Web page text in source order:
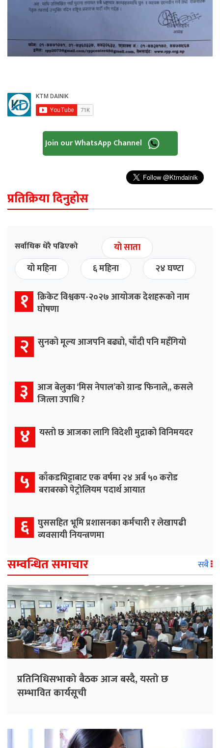
Join our WhatsApp Channel
प्रतिक्रिया दिनुहोस
सर्वाधिक धेरै पढिएको
यो साता
यो महिना
६ महिना २४ घण्टा
१ क्रिकेट विश्वकप-२०२७ आयोजक देशहरूको नाम
घोषणा
२ सुनको मूल्य आजपनि बढ्यो, चाँदी पनि महँगियो
३ आज बेलुका ‘मिस नेपाल’को ग्रान्ड फिनाले,, कसले
जित्ला उपाधि ?
४ यस्तो छ आजका लागि विदेशी मुद्राको विनिमयदर
५ काँकडभिट्टाबाट एक वर्षमा २४ अर्ब ५० करोड
बराबरको पेट्रोलियम पदार्थ आयात
६ घुससहित भूमि प्रशासनका कर्मचारी र लेखापढी
व्यवसायी नियन्त्रणमा
सम्वन्धित समाचार सबै
प्रतिनिधिसभाको बैठक आज बस्दै, यस्तो छ
सम्भावित कार्यसूची